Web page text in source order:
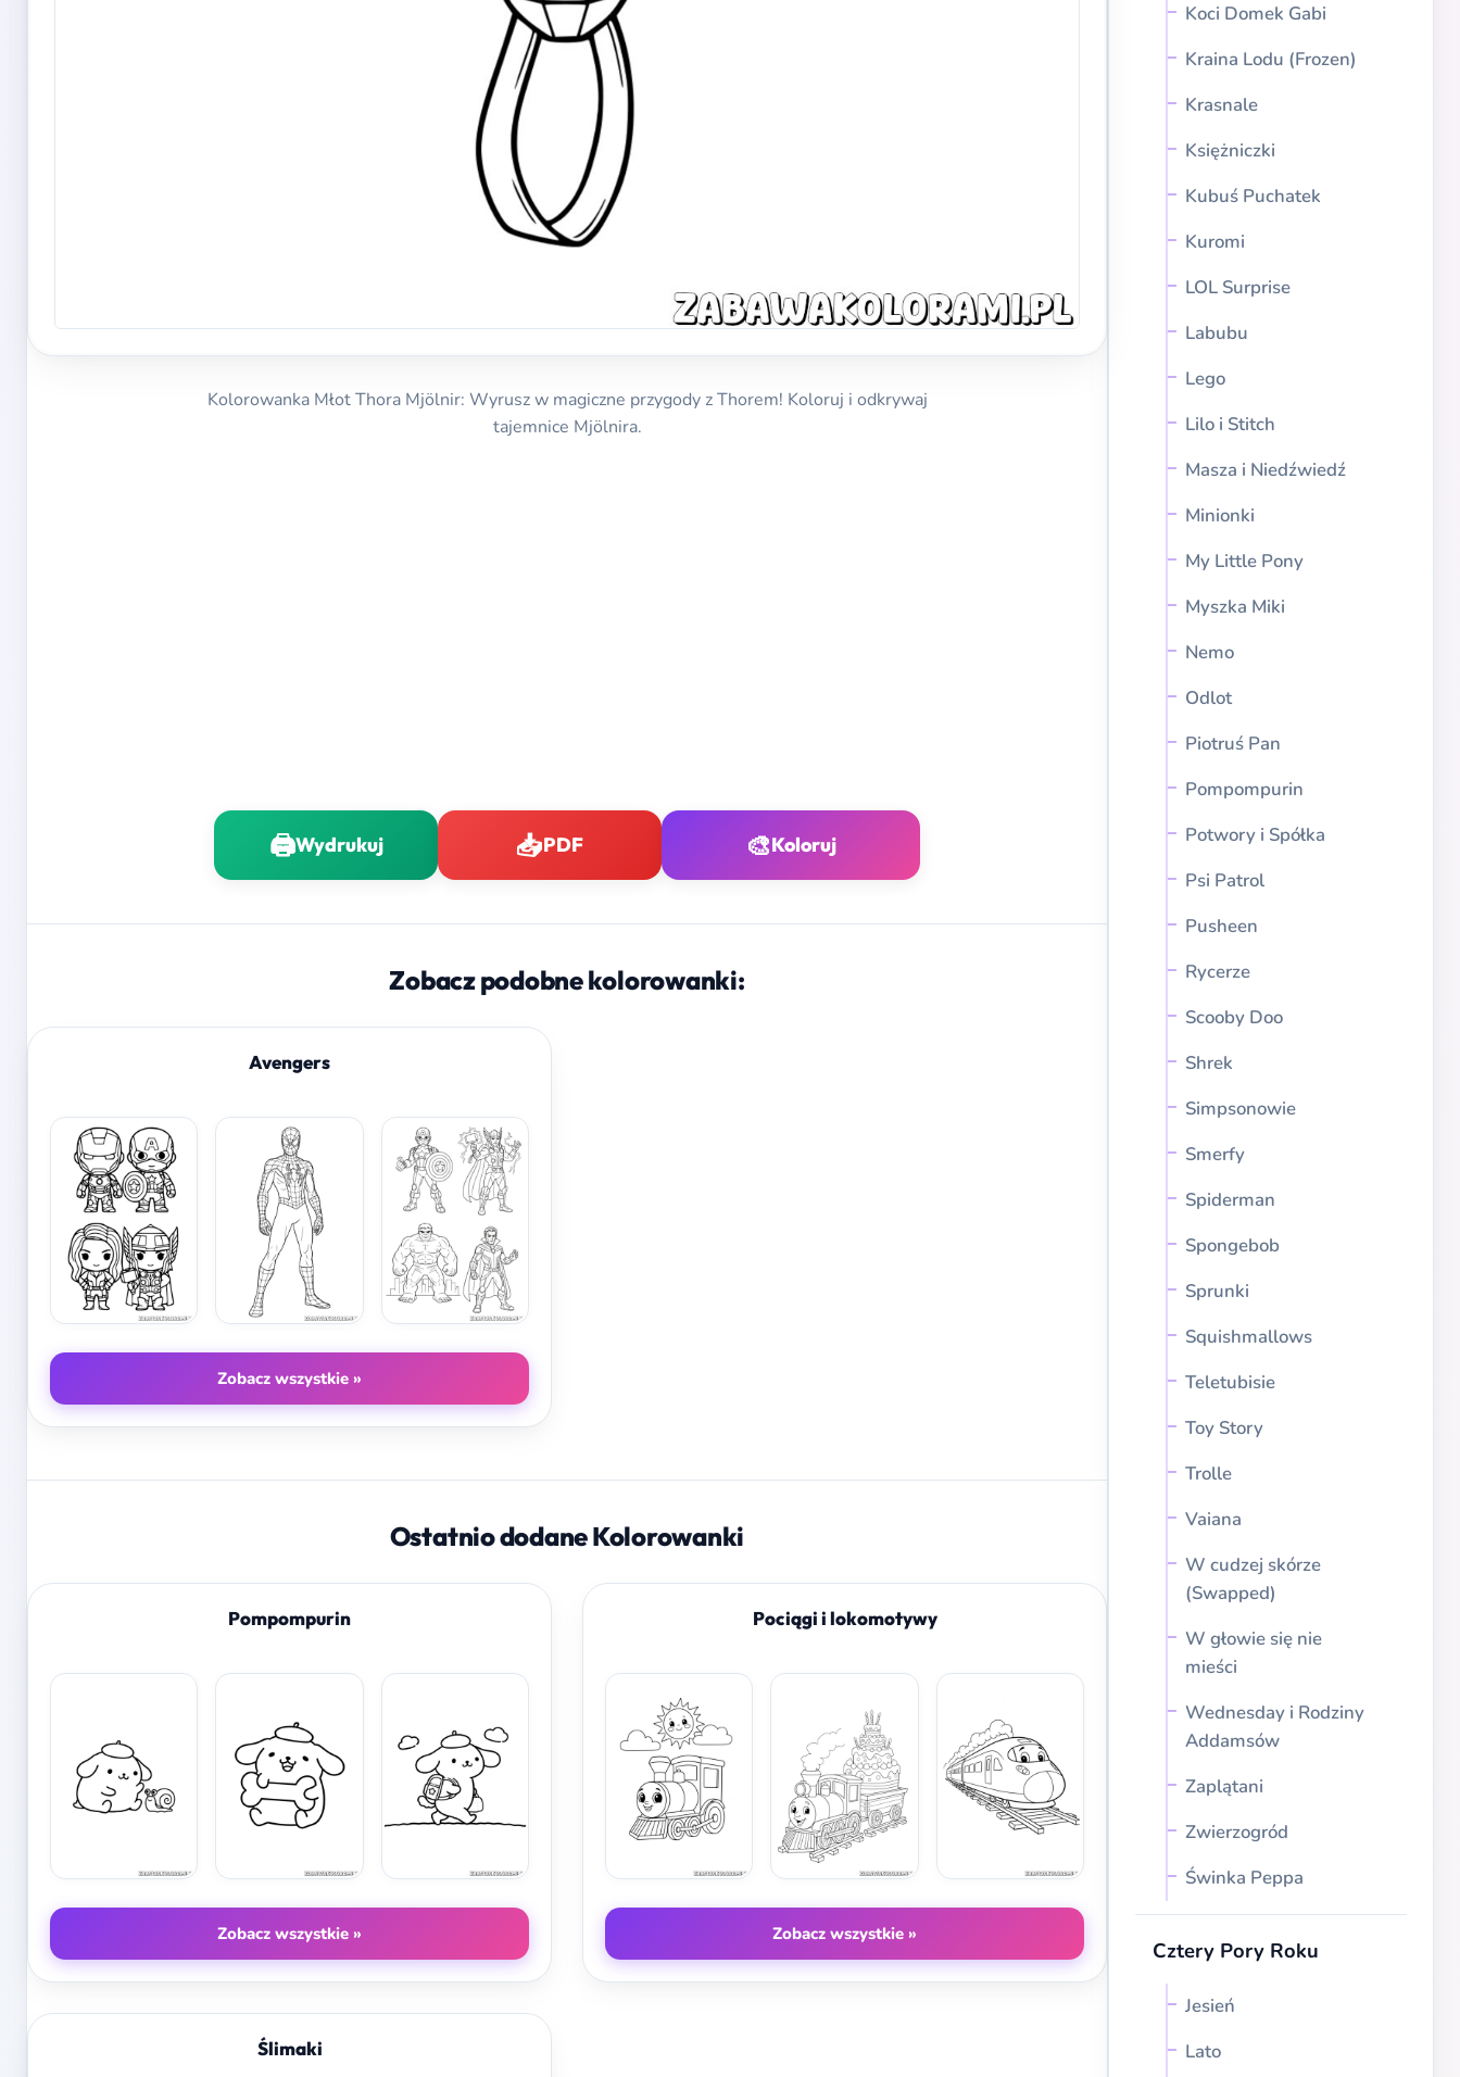
Koci Domek Gabi
Kraina Lodu (Frozen)
Krasnale
Księżniczki
Kubuś Puchatek
Kuromi
LOL Surprise
Labubu
Lego
Lilo i Stitch
Masza i Niedźwiedź
Minionki
My Little Pony
Myszka Miki
Nemo
Odlot
Piotruś Pan
Pompompurin
Potwory i Spółka
Psi Patrol
Pusheen
Rycerze
Scooby Doo
Shrek
Simpsonowie
Smerfy
Spiderman
Spongebob
Sprunki
Squishmallows
Teletubisie
Toy Story
Trolle
Vaiana
W cudzej skórze
(Swapped)
W głowie się nie
mieści
Wednesday i Rodziny
Addamsów
Zaplątani
Zwierzogród
Świnka Peppa
Cztery Pory Roku
Jesień
Lato
Kolorowanka Młot Thora Mjölnir: Wyrusz w magiczne przygody z Thorem! Koloruj i odkrywaj
tajemnice Mjölnira.
🖨️Wydrukuj 📥PDF 🎨Koloruj
Zobacz podobne kolorowanki:
Avengers
Zobacz wszystkie »
Ostatnio dodane Kolorowanki
Pompompurin
Zobacz wszystkie »
Pociągi i lokomotywy
Zobacz wszystkie »
Ślimaki